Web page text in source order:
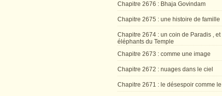
Chapitre 2676 : Bhaja Govindam
Chapitre 2675 : une histoire de famille
Chapitre 2674 : un coin de Paradis , et
éléphants du Temple
Chapitre 2673 : comme une image
Chapitre 2672 : nuages dans le ciel
Chapitre 2671 : le désespoir comme